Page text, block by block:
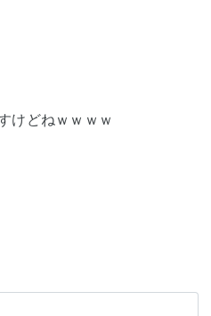
けどねｗｗｗｗ